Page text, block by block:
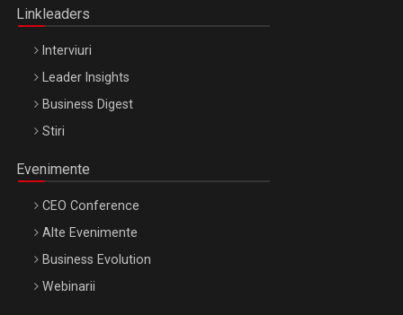
Linkleaders
Interviuri
Leader Insights
Business Digest
Stiri
Evenimente
CEO Conference
Alte Evenimente
Business Evolution
Webinarii